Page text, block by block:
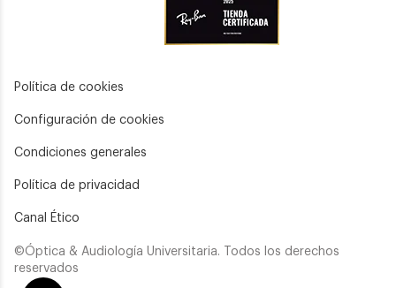
Política de cookies
Configuración de cookies
Condiciones generales
Política de privacidad
Canal Ético
©Óptica & Audiología Universitaria. Todos los derechos
reservados